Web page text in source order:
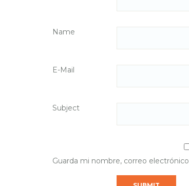
Name
E-Mail
Subject
Guarda mi nombre, correo